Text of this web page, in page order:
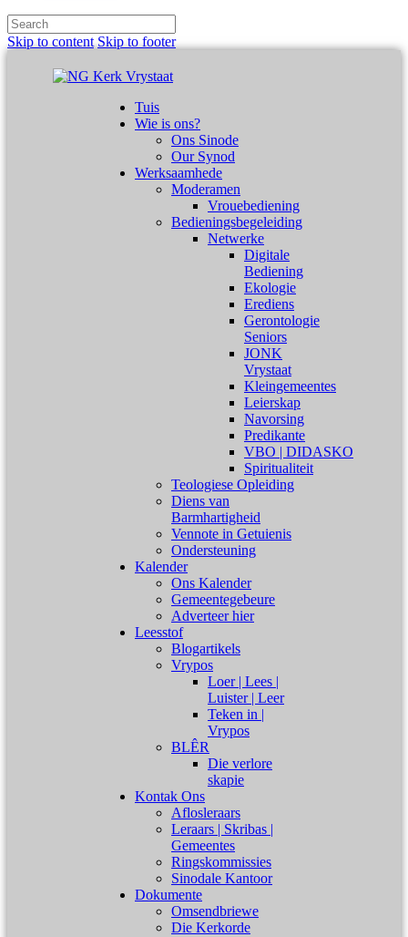
Skip to content Skip to footer
Tuis
Wie is ons?
Ons Sinode
Our Synod
Werksaamhede
Moderamen
Vrouebediening
Bedieningsbegeleiding
Netwerke
Digitale
Bediening
Ekologie
Erediens
Gerontologie
Seniors
JONK
Vrystaat
Kleingemeentes
Leierskap
Navorsing
Predikante
VBO | DIDASKO
Spiritualiteit
Teologiese Opleiding
Diens van
Barmhartigheid
Vennote in Getuienis
Ondersteuning
Kalender
Ons Kalender
Gemeentegebeure
Adverteer hier
Leesstof
Blogartikels
Vrypos
Loer | Lees |
Luister | Leer
Teken in |
Vrypos
BLÊR
Die verlore
skapie
Kontak Ons
Aflosleraars
Leraars | Skribas |
Gemeentes
Ringskommissies
Sinodale Kantoor
Dokumente
Omsendbriewe
Die Kerkorde